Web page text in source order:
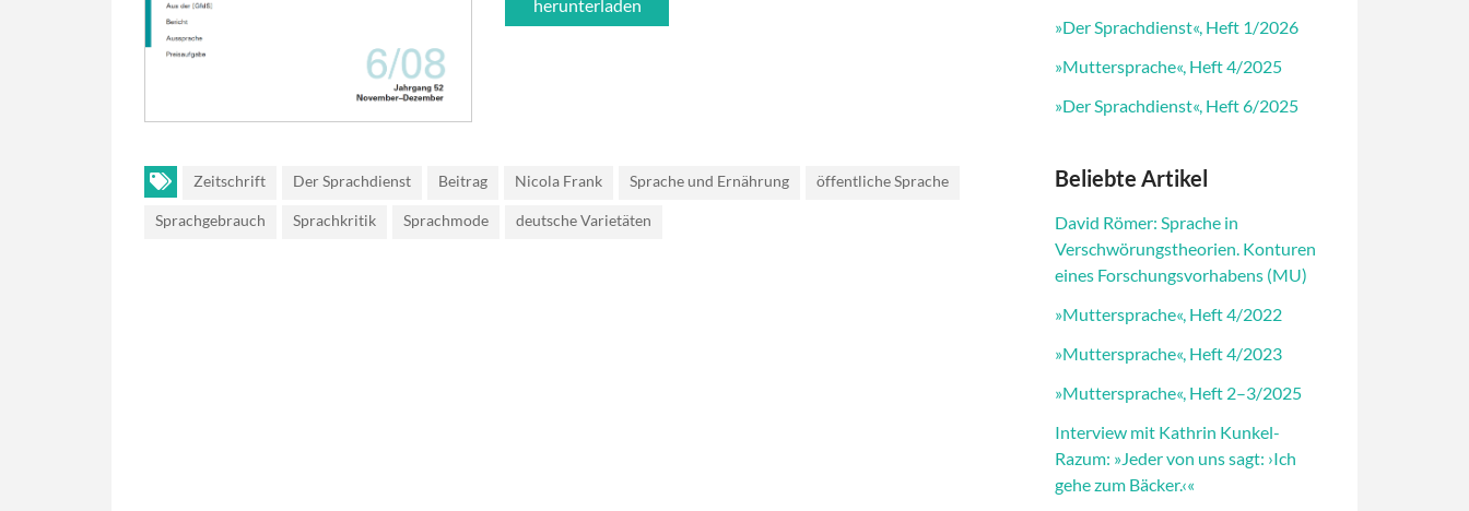
Zeitschrift Der Sprachdienst Beitrag Nicola Frank Sprache und Ernährung öffentliche Sprache
Sprachgebrauch Sprachkritik Sprachmode deutsche Varietäten
»Der Sprachdienst«, Heft 1/2026
»Muttersprache«, Heft 4/2025
»Der Sprachdienst«, Heft 6/2025
Beliebte Artikel
David Römer: Sprache in
Verschwörungstheorien. Konturen
eines Forschungsvorhabens (MU)
»Muttersprache«, Heft 4/2022
»Muttersprache«, Heft 4/2023
»Muttersprache«, Heft 2–3/2025
Interview mit Kathrin Kunkel-
Razum: »Jeder von uns sagt: ›Ich
gehe zum Bäcker.‹«